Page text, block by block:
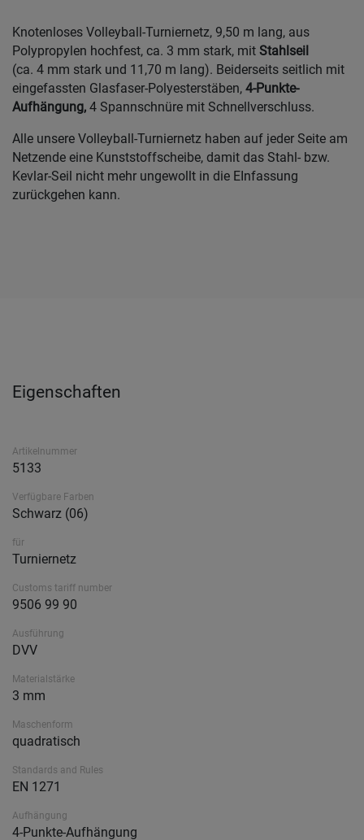
Knotenloses Volleyball-Turniernetz, 9,50 m lang, aus
Polypropylen hochfest, ca. 3 mm stark, mit Stahlseil
(ca. 4 mm stark und 11,70 m lang). Beiderseits seitlich mit
eingefassten Glasfaser-Polyesterstäben, 4-Punkte-
Aufhängung, 4 Spannschnüre mit Schnellverschluss.
Alle unsere Volleyball-Turniernetz haben auf jeder Seite am
Netzende eine Kunststoffscheibe, damit das Stahl- bzw.
Kevlar-Seil nicht mehr ungewollt in die EInfassung
zurückgehen kann.
Eigenschaften
Artikelnummer
5133
Verfügbare Farben
Schwarz (06)
für
Turniernetz
Customs tariff number
9506 99 90
Ausführung
DVV
Materialstärke
3 mm
Maschenform
quadratisch
Standards and Rules
EN 1271
Aufhängung
4-Punkte-Aufhängung